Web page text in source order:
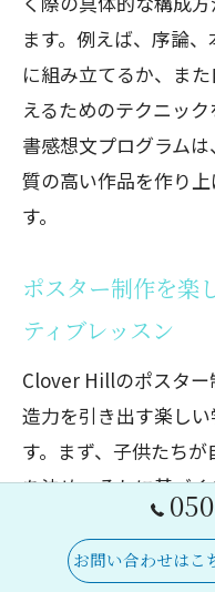
ます。例えば、序論
に組み立てるか、ま
えるためのテクニッ
書感想文プログラム
質の高い作品を作り
す。
ポスター制作を
ティブレッスン
Clover Hillのポスター
造力を引き出す楽し
す。まず、子供たちが
を決め、それに基づ
テップでは、自由な
具体的な形にする手
お問い合わせはこ